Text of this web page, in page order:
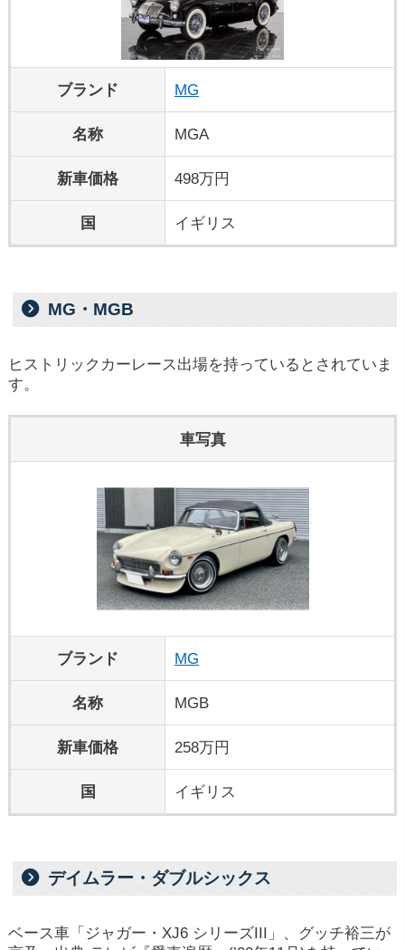
ブランド MG
名称 MGA
新車価格 498万円
国 イギリス
MG・MGB
ヒストリックカーレース出場を持っているとされていま
す。
車写真
ブランド MG
名称 MGB
新車価格 258万円
国 イギリス
デイムラー・ダブルシックス
ベース車「ジャガー・XJ6 シリーズIII」、グッチ裕三が